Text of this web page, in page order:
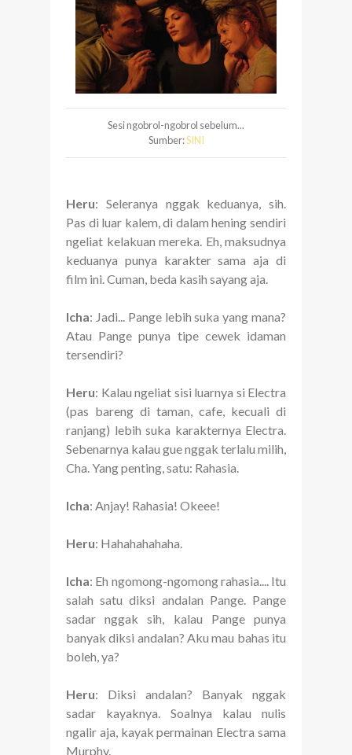
Sesi ngobrol-ngobrol sebelum...
Sumber:SINI
Heru: Seleranya nggak keduanya, sih.
Pas di luar kalem, di dalam hening sendiri
ngeliat kelakuan mereka. Eh, maksudnya
keduanya punya karakter sama aja di
film ini. Cuman, beda kasih sayang aja.
Icha: Jadi... Pange lebih suka yang mana?
Atau Pange punya tipe cewek idaman
tersendiri?
Heru: Kalau ngeliat sisi luarnya si Electra
(pas bareng di taman, cafe, kecuali di
ranjang) lebih suka karakternya Electra.
Sebenarnya kalau gue nggak terlalu milih,
Cha. Yang penting, satu: Rahasia.
Icha: Anjay! Rahasia! Okeee!
Heru: Hahahahahaha.
Icha: Eh ngomong-ngomong rahasia.... Itu
salah satu diksi andalan Pange. Pange
sadar nggak sih, kalau Pange punya
banyak diksi andalan? Aku mau bahas itu
boleh, ya?
Heru: Diksi andalan? Banyak nggak
sadar kayaknya. Soalnya kalau nulis
ngalir aja, kayak permainan Electra sama
Murphy.